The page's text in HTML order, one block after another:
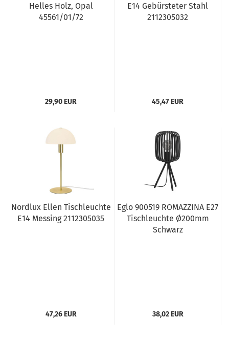
Helles Holz, Opal
45561/01/72
29,90 EUR
E14 Gebürsteter Stahl
2112305032
45,47 EUR
Nordlux Ellen Tischleuchte
E14 Messing 2112305035
47,26 EUR
Eglo 900519 ROMAZZINA E27
Tischleuchte Ø200mm
Schwarz
38,02 EUR